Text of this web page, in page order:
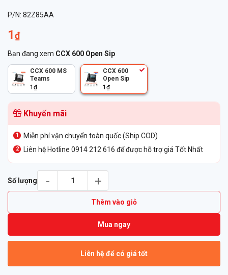
P/N: 82Z85AA
1₫
Bạn đang xem CCX 600 Open Sip
CCX 600 MS
Teams
1 ₫
CCX 600
Open Sip
1 ₫
Khuyến mãi
Miễn phí vận chuyển toàn quốc (Ship COD)
Liên hệ Hotline 0914 212 616 để được hỗ trợ giá Tốt Nhất
Số lượng
Thêm vào giỏ
Mua ngay
Liên hệ để có giá tốt